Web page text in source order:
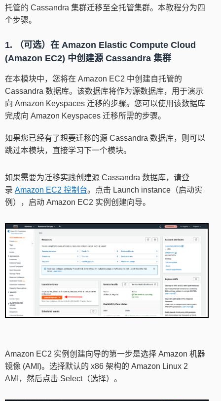
托管的 Cassandra 集群迁移至全托管集群。本教程分为四
个步骤。
1. （可选）在 Amazon Elastic Compute Cloud
(Amazon EC2) 中创建源 Cassandra 集群
在本模块中，您将在 Amazon EC2 中创建自托管的
Cassandra 数据库。该数据库将作为源数据库，用于演示
向 Amazon Keyspaces 迁移的步骤。您可以使用该数据库
完成向 Amazon Keyspaces 迁移所需的步骤。
如果您已经有了想要迁移的源 Cassandra 数据库，则可以
跳过本模块，直接学习下一个模块。
如果需要为迁移实践创建源 Cassandra 数据库，请登
录 Amazon EC2 控制台。点击 Launch instance（启动实
例），启动 Amazon EC2 实例创建向导。
Amazon EC2 实例创建向导的第一步是选择 Amazon 机器
镜像 (AMI)。选择默认的 x86 架构的 Amazon Linux 2
AMI，然后点击 Select（选择）。